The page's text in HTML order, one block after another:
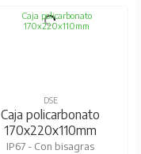
DSE
Caja policarbonato
170x220x110mm
IP67 - Con bisagras